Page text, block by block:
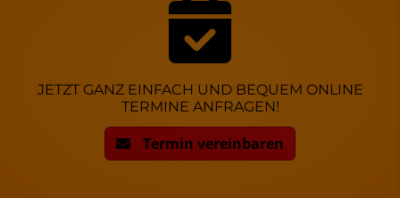
JETZT GANZ EINFACH UND BEQUEM ONLINE
TERMINE ANFRAGEN!
Termin vereinbaren